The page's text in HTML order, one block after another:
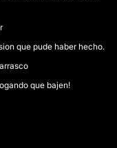
que pude haber hecho.
que bajen!